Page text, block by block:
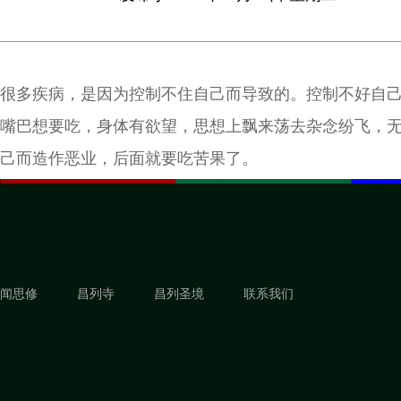
很多疾病，是因为控制不住自己而导致的。控制不好自
嘴巴想要吃，身体有欲望，思想上飘来荡去杂念纷飞，
己而造作恶业，后面就要吃苦果了。
闻思修 昌列寺 昌列圣境 联系我们